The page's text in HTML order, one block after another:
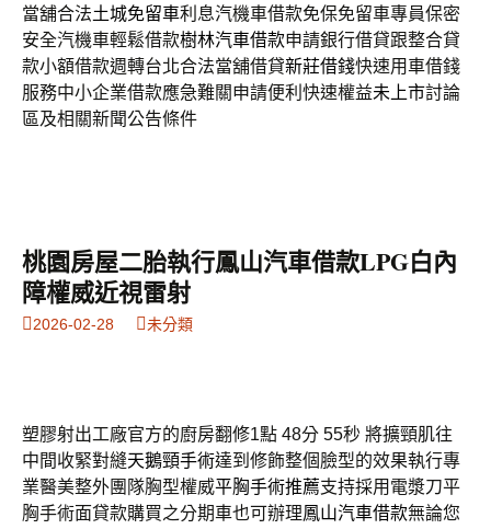
當舖合法土城免留車利息汽機車借款免保免留車專員保密
安全汽機車輕鬆借款樹林汽車借款申請銀行借貸跟整合貸
款小額借款週轉台北合法當舖借貸新莊借錢快速用車借錢
服務中小企業借款應急難關申請便利快速權益未上市討論
區及相關新聞公告條件
桃園房屋二胎執行鳳山汽車借款LPG白內
障權威近視雷射
2026-02-28 未分類
塑膠射出工廠官方的廚房翻修1點 48分 55秒 將擴頸肌往
中間收緊對縫天鵝頸手術達到修飾整個臉型的效果執行專
業醫美整外團隊胸型權威平胸手術推薦支持採用電漿刀平
胸手術面貸款購買之分期車也可辦理鳳山汽車借款無論您